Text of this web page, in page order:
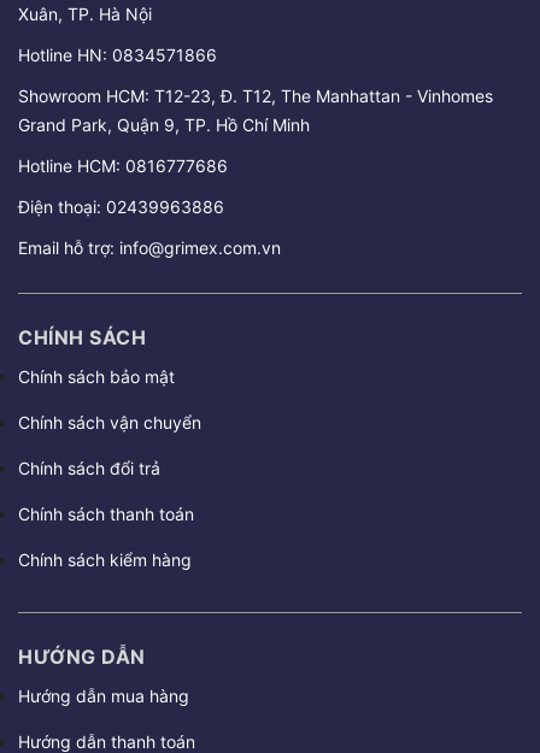
Xuân, TP. Hà Nội
Hotline HN: 0834571866
Showroom HCM: T12-23, Đ. T12, The Manhattan - Vinhomes
Grand Park, Quận 9, TP. Hồ Chí Minh
Hotline HCM: 0816777686
Điện thoại: 02439963886
Email hỗ trợ: info@grimex.com.vn
CHÍNH SÁCH
Chính sách bảo mật
Chính sách vận chuyển
Chính sách đổi trả
Chính sách thanh toán
Chính sách kiểm hàng
HƯỚNG DẪN
Hướng dẫn mua hàng
Hướng dẫn thanh toán